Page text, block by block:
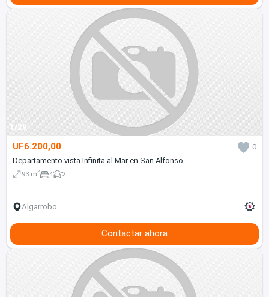
1/29
UF6.200,00
0
Departamento vista Infinita al Mar en San Alfonso
93 m2 4 2
Algarrobo
Contactar ahora